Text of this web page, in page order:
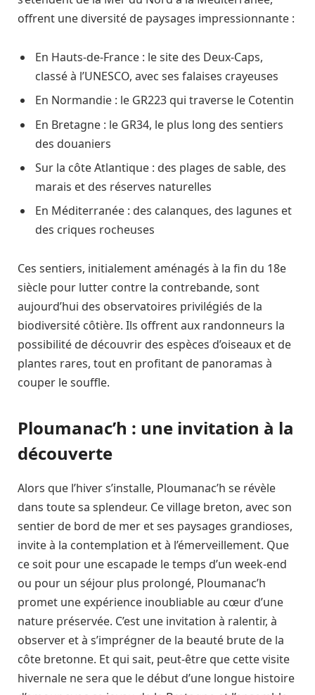
offrent une diversité de paysages impressionnante :
En Hauts-de-France : le site des Deux-Caps,
classé à l’UNESCO, avec ses falaises crayeuses
En Normandie : le GR223 qui traverse le Cotentin
En Bretagne : le GR34, le plus long des sentiers
des douaniers
Sur la côte Atlantique : des plages de sable, des
marais et des réserves naturelles
En Méditerranée : des calanques, des lagunes et
des criques rocheuses
Ces sentiers, initialement aménagés à la fin du 18e
siècle pour lutter contre la contrebande, sont
aujourd’hui des observatoires privilégiés de la
biodiversité côtière. Ils offrent aux randonneurs la
possibilité de découvrir des espèces d’oiseaux et de
plantes rares, tout en profitant de panoramas à
couper le souffle.
Ploumanac’h : une invitation à la
découverte
Alors que l’hiver s’installe, Ploumanac’h se révèle
dans toute sa splendeur. Ce village breton, avec son
sentier de bord de mer et ses paysages grandioses,
invite à la contemplation et à l’émerveillement. Que
ce soit pour une escapade le temps d’un week-end
ou pour un séjour plus prolongé, Ploumanac’h
promet une expérience inoubliable au cœur d’une
nature préservée. C’est une invitation à ralentir, à
observer et à s’imprégner de la beauté brute de la
côte bretonne. Et qui sait, peut-être que cette visite
hivernale ne sera que le début d’une longue histoire